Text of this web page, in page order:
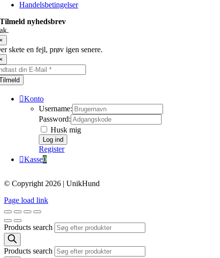
Handelsbetingelser
Tilmeld nyhedsbrev
skete en fejl, prøv igen senere.
Konto
Username:
Password:
Husk mig
Register
Kasse0
© Copyright 2026 | UnikHund
Page load link
Products search
Products search